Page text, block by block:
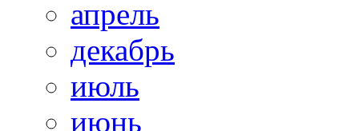
апрель
декабрь
июль
июнь